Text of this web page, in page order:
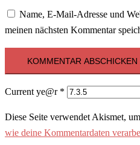
Name, E-Mail-Adresse und
meinen nächsten Kommentar
Current ye@r *
Diese Seite verwendet Akismet,
wie deine Kommentardaten